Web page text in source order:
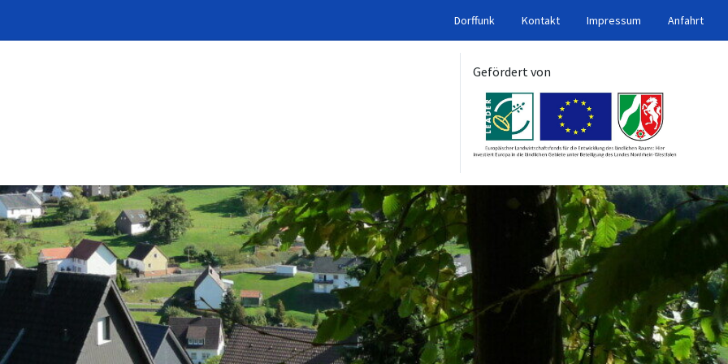
Dorffunk Kontakt Impressum Anfahrt
Gefördert von